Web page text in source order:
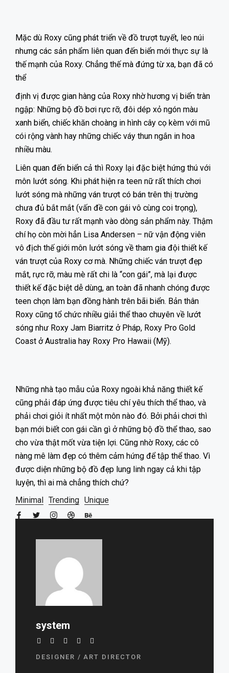
Mặc dù Roxy cũng phát triển về đồ trượt tuyết, leo núi
nhưng các sản phẩm liên quan đến biển mới thực sự là
thế mạnh của Roxy. Chẳng thế mà đứng từ xa, bạn đã có
thể
định vị được gian hàng của Roxy nhờ hương vị biển tràn
ngập: Những bộ đồ bơi rực rỡ, đôi dép xỏ ngón màu
xanh biển, chiếc khăn choàng in hình cây cọ kèm với mũ
cói rộng vành hay những chiếc váy thun ngắn in hoa
nhiều màu.
Liên quan đến biển cả thì Roxy lại đặc biệt hứng thú với
môn lướt sóng. Khi phát hiện ra teen nữ rất thích chơi
lướt sóng mà những ván trượt có bán trên thị trường
chưa đủ bắt mắt (vấn đề con gái vô cùng coi trọng),
Roxy đã đầu tư rất mạnh vào dòng sản phẩm này. Thậm
chí họ còn mời hẳn Lisa Andersen – nữ vận động viên
vô địch thế giới môn lướt sóng về tham gia đội thiết kế
ván trượt của Roxy cơ mà. Những chiếc ván trượt đẹp
mắt, rực rỡ, màu mè rất chi là “con gái”, mà lại được
thiết kế đặc biệt dễ dùng, an toàn đã nhanh chóng được
teen chọn làm bạn đồng hành trên bãi biển. Bản thân
Roxy cũng tổ chức nhiều giải thể thao chuyên về lướt
sóng như Roxy Jam Biarritz ở Pháp, Roxy Pro Gold
Coast ở Australia hay Roxy Pro Hawaii (Mỹ).
Những nhà tạo mẫu của Roxy ngoài khả năng thiết kế
cũng phải đáp ứng được tiêu chí yêu thích thể thao, và
phải chơi giỏi ít nhất một môn nào đó. Bởi phải chơi thì
bạn mới biết con gái cần gì ở những bộ đồ thể thao, sao
cho vừa thật mốt vừa tiện lợi. Cũng nhờ Roxy, các cô
nàng mê làm đẹp có thêm cảm hứng để tập thể thao. Vì
được diện những bộ đồ đẹp lung linh ngay cả khi tập
luyện, thì ai mà chẳng thích chứ?
Minimal Trending Unique
system
DESIGNER / ART DIRECTOR